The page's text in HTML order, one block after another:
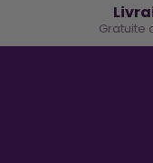
Gratuite